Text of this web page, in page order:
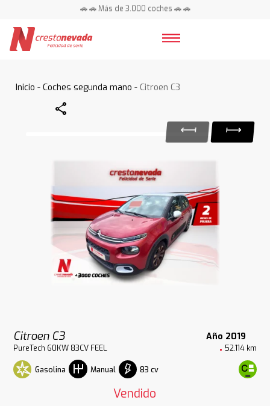
🚗 🚗 Más de 3.000 coches 🚗 🚗
Inicio -Coches segunda mano - Citroen C3
Share
Citroen C3 Año 2019
PureTech 60KW 83CV FEEL 52.114 km
Gasolina Manual 83 cv
Vendido